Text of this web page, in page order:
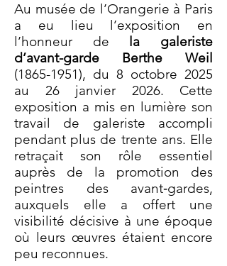
Au musée de l’Orangerie à Paris
a eu lieu l’exposition en
l’honneur de la galeriste
d’avant-garde Berthe Weil
(1865-1951), du 8 octobre 2025
au 26 janvier 2026. Cette
exposition a mis en lumière son
travail de galeriste accompli
pendant plus de trente ans. Elle
retraçait son rôle essentiel
auprès de la promotion des
peintres des avant‑gardes,
auxquels elle a offert une
visibilité décisive à une époque
où leurs œuvres étaient encore
peu reconnues.